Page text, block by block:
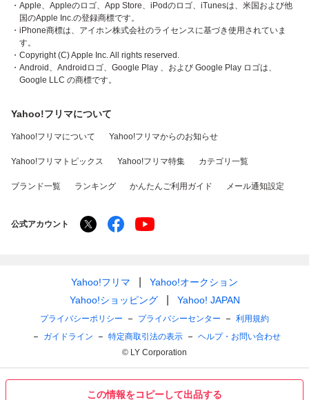
この情報をコピーして出品する
・Apple、Appleのロゴ、App Store、iPodのロゴ、iTunesは、米国および他
国のApple Inc.の登録商標です。
・iPhone商標は、アイホン株式会社のライセンスに基づき使用されていま
す。
・Copyright (C) Apple Inc. All rights reserved.
・Android、Androidロゴ、Google Play 、および Google Play ロゴは、
Google LLC の商標です。
Yahoo!フリマについて
Yahoo!フリマについて Yahoo!フリマからのお知らせ
Yahoo!フリマトピックス Yahoo!フリマ特集 カテゴリ一覧
ブランド一覧 ランキング かんたんご利用ガイド メール通知設定
公式アカウント
Yahoo!フリマ
Yahoo!オークション
Yahoo!ショッピング
Yahoo! JAPAN
プライバシーポリシー プライバシーセンター
利用規約
ガイドライン
特定商取引法の表示
ヘルプ・お問い合わせ
© LY Corporation